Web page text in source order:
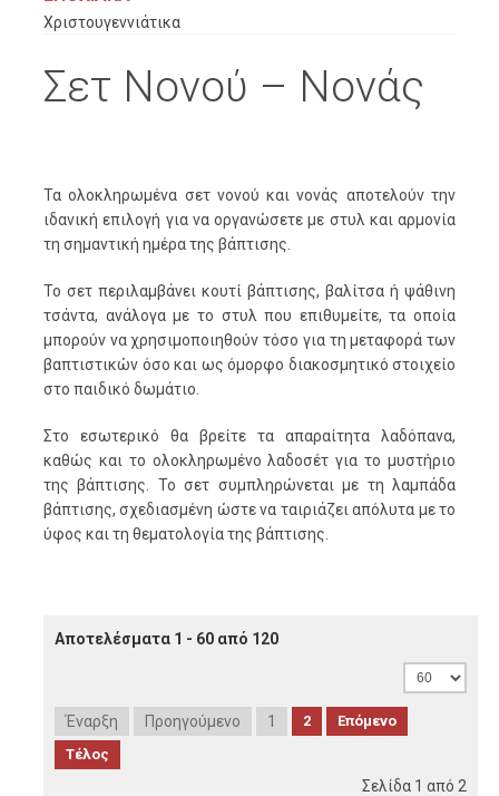
Χριστουγεννιάτικα
Σετ Νονού – Νονάς
Τα ολοκληρωμένα σετ νονού και νονάς αποτελούν την
ιδανική επιλογή για να οργανώσετε με στυλ και αρμονία
τη σημαντική ημέρα της βάπτισης.
Το σετ περιλαμβάνει κουτί βάπτισης, βαλίτσα ή ψάθινη
τσάντα, ανάλογα με το στυλ που επιθυμείτε, τα οποία
μπορούν να χρησιμοποιηθούν τόσο για τη μεταφορά των
βαπτιστικών όσο και ως όμορφο διακοσμητικό στοιχείο
στο παιδικό δωμάτιο.
Στο εσωτερικό θα βρείτε τα απαραίτητα λαδόπανα,
καθώς και το ολοκληρωμένο λαδοσέτ για το μυστήριο
της βάπτισης. Το σετ συμπληρώνεται με τη λαμπάδα
βάπτισης, σχεδιασμένη ώστε να ταιριάζει απόλυτα με το
ύφος και τη θεματολογία της βάπτισης.
Αποτελέσματα 1 - 60 από 120
Έναρξη Προηγούμενο 1 2
Επόμενο
Τέλος
Σελίδα 1 από 2